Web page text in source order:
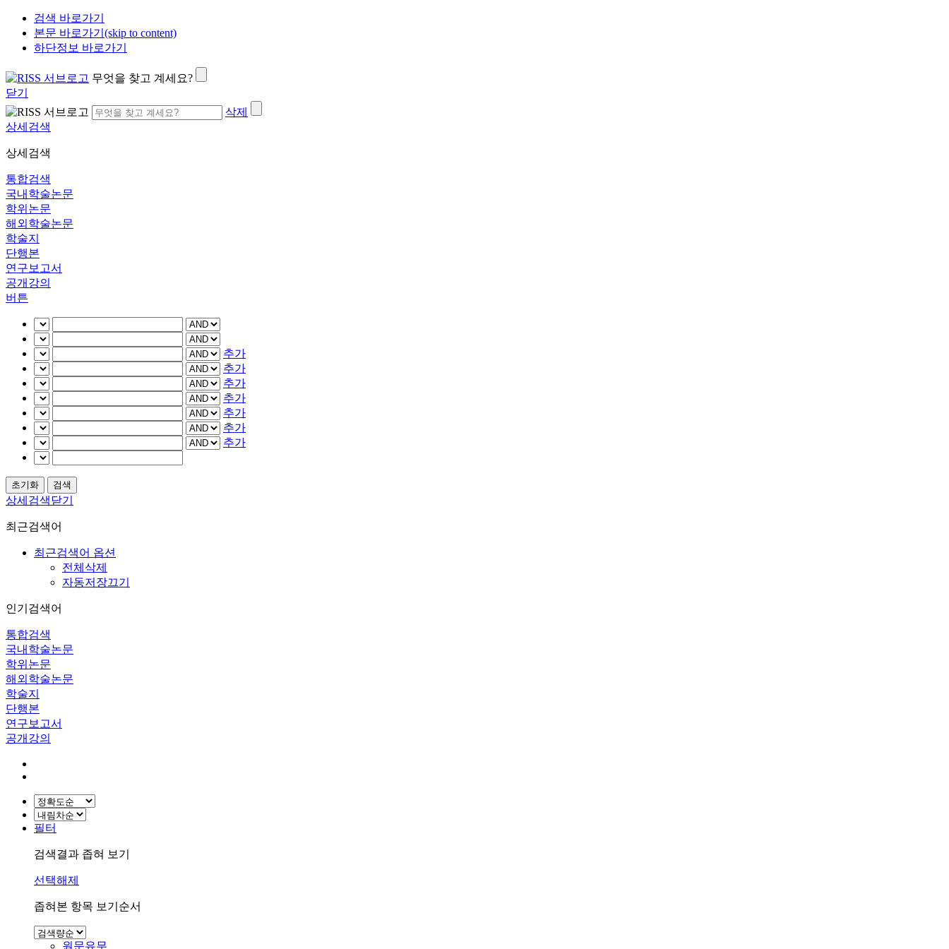
검색 바로가기
본문 바로가기(skip to content)
하단정보 바로가기
무엇을 찾고 계세요?
닫기
삭제
상세검색
상세검색
통합검색
국내학술논문
학위논문
해외학술논문
학술지
단행본
연구보고서
공개강의
버튼
추가
추가
추가
추가
추가
추가
추가
상세검색닫기
최근검색어
최근검색어 옵션
전체삭제
자동저장끄기
인기검색어
통합검색
국내학술논문
학위논문
해외학술논문
학술지
단행본
연구보고서
공개강의
필터
검색결과 좁혀 보기
선택해제
좁혀본 항목 보기순서
원문유무